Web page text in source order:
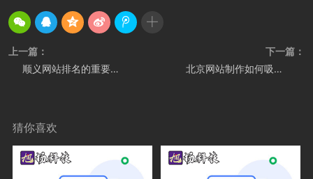
上一篇：
顺义网站排名的重要因素，你知道吗？
下一篇：
北京网站制作如何吸引目标群体呢
猜你喜欢